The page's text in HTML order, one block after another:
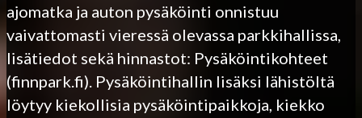
ajomatka ja auton pysäköinti onnistuu
vaivattomasti vieressä olevassa parkkihallissa,
lisätiedot sekä hinnastot: Pysäköintikohteet
(finnpark.fi). Pysäköintihallin lisäksi lähistöltä
löytyy kiekollisia pysäköintipaikkoja, kiekko